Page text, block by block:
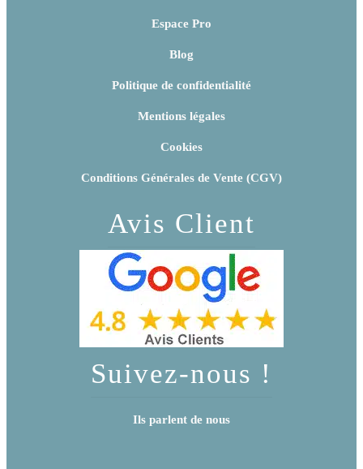
Espace Pro
Blog
Politique de confidentialité
Mentions légales
Cookies
Conditions Générales de Vente (CGV)
Avis Client
Suivez-nous !
Ils parlent de nous